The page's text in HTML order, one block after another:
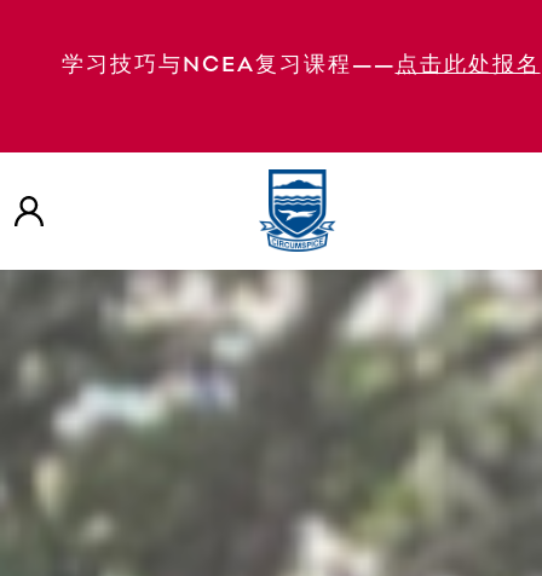
学习技巧与NCEA复习课程——点击此处报名